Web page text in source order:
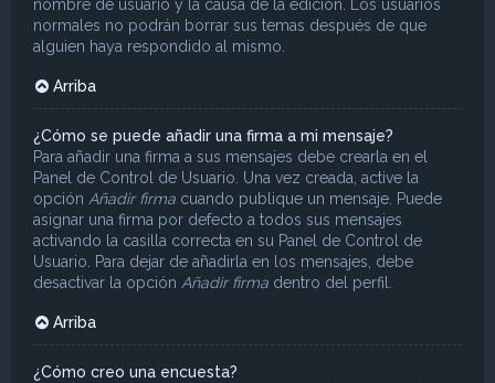
nombre de usuario y la causa de la edición. Los usuarios
normales no podrán borrar sus temas después de que
alguien haya respondido al mismo.
Arriba
¿Cómo se puede añadir una firma a mi mensaje?
Para añadir una firma a sus mensajes debe crearla en el
Panel de Control de Usuario. Una vez creada, active la
opción Añadir firma cuando publique un mensaje. Puede
asignar una firma por defecto a todos sus mensajes
activando la casilla correcta en su Panel de Control de
Usuario. Para dejar de añadirla en los mensajes, debe
desactivar la opción Añadir firma dentro del perfil.
Arriba
¿Cómo creo una encuesta?